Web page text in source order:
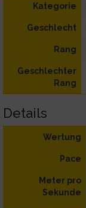
Kategorie
Geschlecht
Rang
Geschlechter
Rang
Details
Wertung
Pace
Meter pro
Sekunde